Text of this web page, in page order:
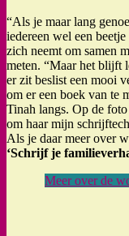
“Als je maar lang
iedereen wel een
zich neemt om samen
meten. “Maar het blijft
er zit beslist een mooi
om er een boek van te
Tinah langs. Op de
om haar mijn
Als je daar meer over
‘Schrijf je
Meer over de